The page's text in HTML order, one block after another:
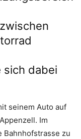
dabei
seinem Auto auf
Im
Bahnhofstrasse zu